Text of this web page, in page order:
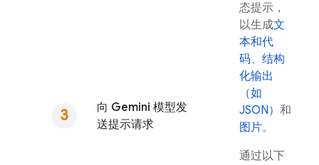
向 Gemini 模型发
送提示请求
态提示，
以生成文
本和代
码、 结构
化输出
（如
JSON） 和
图片。
通过以下